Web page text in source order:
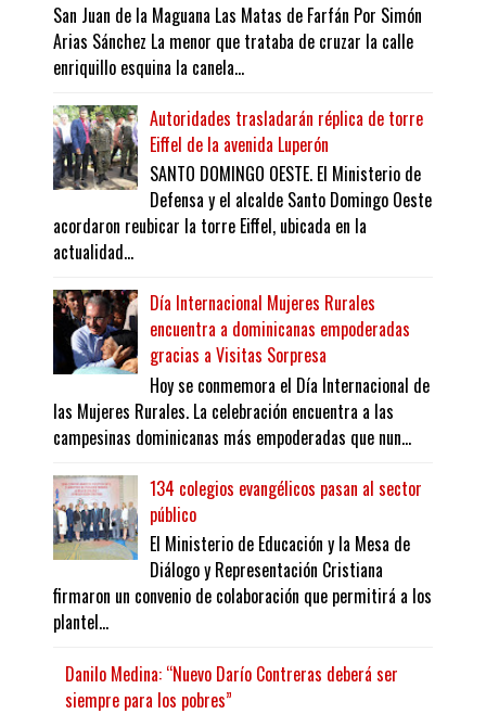
San Juan de la Maguana Las Matas de Farfán Por Simón
Arias Sánchez La menor que trataba de cruzar la calle
enriquillo esquina la canela...
Autoridades trasladarán réplica de torre
Eiffel de la avenida Luperón
SANTO DOMINGO OESTE. El Ministerio de
Defensa y el alcalde Santo Domingo Oeste
acordaron reubicar la torre Eiffel, ubicada en la
actualidad...
Día Internacional Mujeres Rurales
encuentra a dominicanas empoderadas
gracias a Visitas Sorpresa
Hoy se conmemora el Día Internacional de
las Mujeres Rurales. La celebración encuentra a las
campesinas dominicanas más empoderadas que nun...
134 colegios evangélicos pasan al sector
público
El Ministerio de Educación y la Mesa de
Diálogo y Representación Cristiana
firmaron un convenio de colaboración que permitirá a los
plantel...
Danilo Medina: “Nuevo Darío Contreras deberá ser
siempre para los pobres”